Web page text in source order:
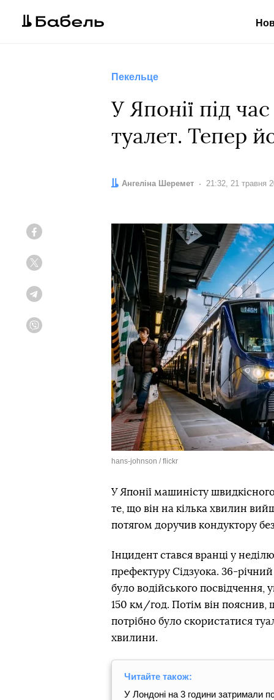
Пекельце
У Японії під
туалет. Тепер
Автор:
Ангеліна Шеремет Дата:
21:32, 21 травня
hans-johnson / flickr
У Японії машиністу
те, що він на кілька хвилин
потягом доручив кондуктору
Інцидент стався вранці у
префектуру Сідзуока. 36-
було водійського посвідчення,
150 км/год. Потім він пояснив,
потрібно було скористатися
хвилини.
Читайте також:
У Лондоні на 3 години затримали